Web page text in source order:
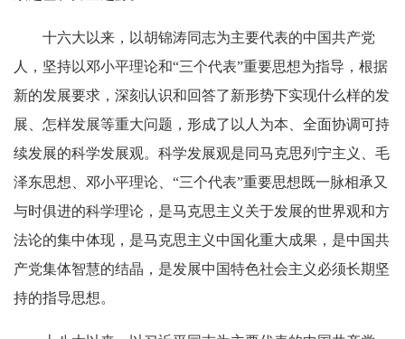
十六大以来，以胡锦涛同志为主要代表的中国共产党
人，坚持以邓小平理论和“三个代表”重要思想为指导，根据
新的发展要求，深刻认识和回答了新形势下实现什么样的发
展、怎样发展等重大问题，形成了以人为本、全面协调可持
续发展的科学发展观。科学发展观是同马克思列宁主义、毛
泽东思想、邓小平理论、“三个代表”重要思想既一脉相承又
与时俱进的科学理论，是马克思主义关于发展的世界观和方
法论的集中体现，是马克思主义中国化重大成果，是中国共
产党集体智慧的结晶，是发展中国特色社会主义必须长期坚
持的指导思想。